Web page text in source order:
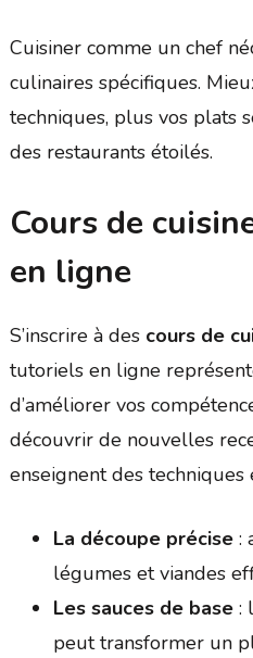
Cuisiner comme un chef
culinaires spécifiques.
techniques, plus vos plats
des restaurants étoilés.
Cours de
en ligne
S’inscrire à des cours de
tutoriels en ligne
d’améliorer vos
découvrir de nouvelles
enseignent des
La découpe précise:
légumes et viandes
Les sauces de base:
peut transformer un